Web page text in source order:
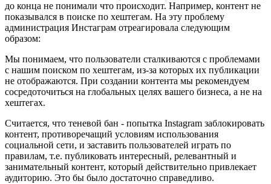
до конца не понимали что происходит. Например, контент не
показывался в поиске по хештегам. На эту проблему
администрация Инстаграм отреагировала следующим
образом:
Мы понимаем, что пользователи сталкиваются с проблемами
с нашим поиском по хештегам, из-за которых их публикации
не отображаются. При создании контента мы рекомендуем
сосредоточиться на глобальных целях вашего бизнеса, а не на
хештегах.
Считается, что теневой бан - попытка Instagram заблокировать
контент, противоречащий условиям использования
социальной сети, и заставить пользователей играть по
правилам, т.е. публиковать интересный, релевантный и
занимательный контент, который действительно привлекает
аудиторию. Это бы было достаточно справедливо.